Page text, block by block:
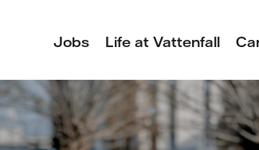
Jobs Life at Vattenfall